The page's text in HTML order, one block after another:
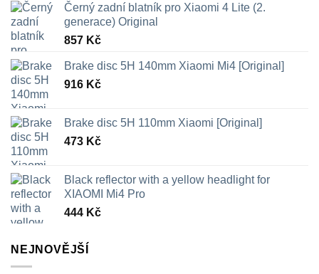
Černý zadní blatník pro Xiaomi 4 Lite (2.
generace) Original
857 Kč
Brake disc 5H 140mm Xiaomi Mi4 [Original]
916 Kč
Brake disc 5H 110mm Xiaomi [Original]
473 Kč
Black reflector with a yellow headlight for
XIAOMI Mi4 Pro
444 Kč
NEJNOVĚJŠÍ